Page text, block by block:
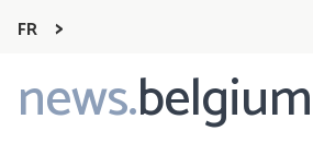
FR
news.belgium
Main
navigation